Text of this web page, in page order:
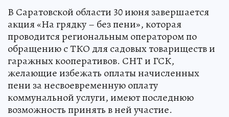
В Саратовской области 30 июня завершается
акция «На грядку – без пени», которая
проводится региональным оператором по
обращению с ТКО для садовых товариществ и
гаражных кооперативов. СНТ и ГСК,
желающие избежать оплаты начисленных
пени за несвоевременную оплату
коммунальной услуги, имеют последнюю
возможность принять в ней участие.